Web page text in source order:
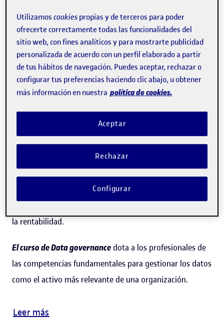
Conseguir el éxito en cada una de las iniciativas requiere
tener un enfoque holístico respecto al dato y poder
responder las preguntas anteriores.
Para dar respuesta a estas necesidades emerge data
governance, que permite a una organización administrar
de forma más eficiente y eficaz el dato. De hecho, esta
iniciativa corporativa une a personas, procesos y
tecnología para cambiar la forma como los datos son
adquiridos, gestionados, mantenidos, transformados en
organización como conocimiento común y
la rentabilidad.
El curso de Data governance dota a los profesionales de
las competencias fundamentales para gestionar los datos
como el activo más relevante de una organización.
Leer más
Utilizamoscookies propias y de terceros para poder
ofrecerte correctamente todas las funcionalidades del
sitio web, con fines analíticos y para mostrarte publicidad
personalizada de acuerdo con un perfil elaborado a partir
de tus hábitos de navegación. Puedes aceptar, rechazar o
configurar tus preferencias haciendo clic abajo, u obtener
más información en nuestra política de cookies.
Rechazar
Aceptar
Configurar